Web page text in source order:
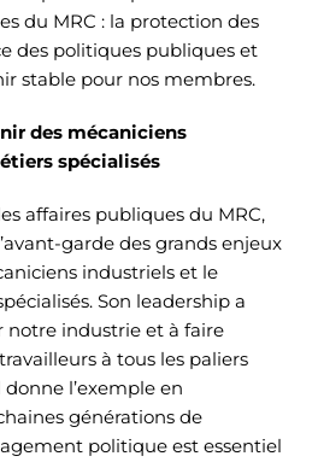
du MRC : la protection des
des politiques publiques et
stable pour nos membres.
des mécaniciens
spécialisés
affaires publiques du MRC,
garde des grands enjeux
industriels et le
Son leadership a
notre industrie et à faire
à tous les paliers
l’exemple en
générations de
politique est essentiel